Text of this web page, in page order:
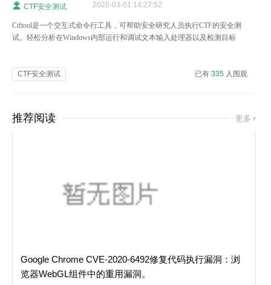
CTF安全测试 2020-03-01 14:27:52
Ctftool是一个交互式命令行工具，可帮助安全研究人员执行CTF的安全测
试。轻松分析在Windows内部运行和调试文本输入处理器以及检测目标
CTF安全测试 已有335 人围观
推荐阅读 更多
Google Chrome CVE-2020-6492修复代码执行漏洞：浏
览器WebGL组件中的重用漏洞。